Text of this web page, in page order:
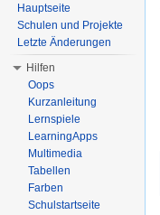
Hauptseite
Schulen und Projekte
Letzte Änderungen
Hilfen
Oops
Kurzanleitung
Lernspiele
LearningApps
Multimedia
Tabellen
Farben
Schulstartseite